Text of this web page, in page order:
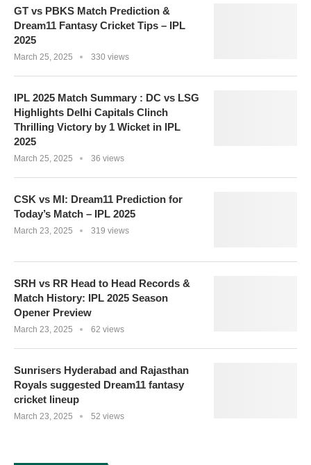
GT vs PBKS Match Prediction &
Dream11 Fantasy Cricket Tips – IPL
2025
March 25, 2025 330 views
IPL 2025 Match Summary : DC vs LSG
Highlights Delhi Capitals Clinch
Thrilling Victory by 1 Wicket in IPL
2025
March 25, 2025 36 views
CSK vs MI: Dream11 Prediction for
Today’s Match – IPL 2025
March 23, 2025 319 views
SRH vs RR Head to Head Records &
Match History: IPL 2025 Season
Opener Preview
March 23, 2025 62 views
Sunrisers Hyderabad and Rajasthan
Royals suggested Dream11 fantasy
cricket lineup
March 23, 2025 52 views